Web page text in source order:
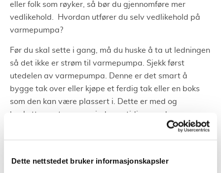
Dette nettstedet bruker informasjonskapsler
eller folk som røyker, så bør du gjennomføre mer
vedlikehold. Hvordan utfører du selv vedlikehold på
varmepumpa?
Før du skal sette i gang, må du huske å ta ut ledningen
så det ikke er strøm til varmepumpa. Sjekk først
utedelen av varmepumpa. Denne er det smart å
bygge tak over eller kjøpe et ferdig tak eller en boks
som den kan være plassert i. Dette er med og
beskytter mot vær og vind, samtidig som den
forhindrer mye rusk i maskineriet på utedelen av
Når du skal sjekke innedelen av pumpa, så tar du av